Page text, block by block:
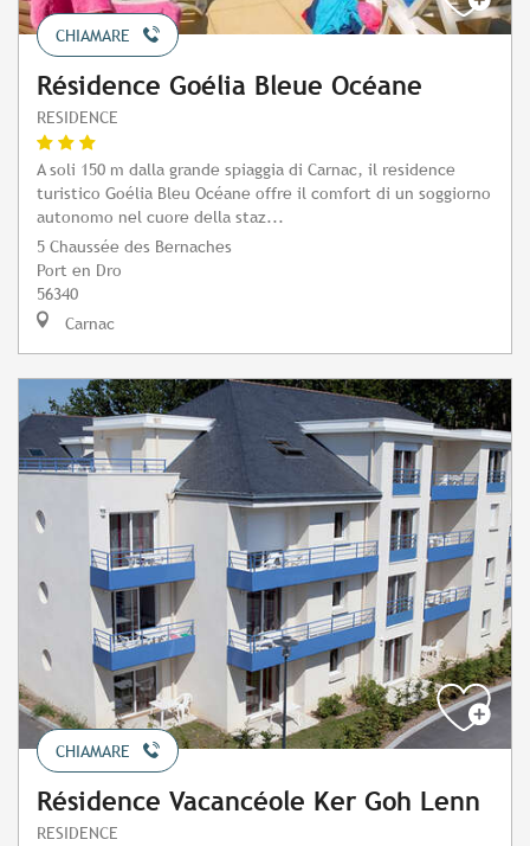
CHIAMARE
Résidence Goélia Bleue Océane
RESIDENCE
A soli 150 m dalla grande spiaggia di Carnac, il residence
turistico Goélia Bleu Océane offre il comfort di un soggiorno
autonomo nel cuore della staz...
5 Chaussée des Bernaches
Port en Dro
56340
Carnac
CHIAMARE
Résidence Vacancéole Ker Goh Lenn
RESIDENCE